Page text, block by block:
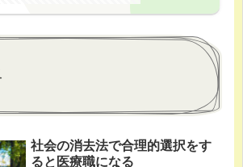
社会の消去法で合理的選択をす
ると医療職になる